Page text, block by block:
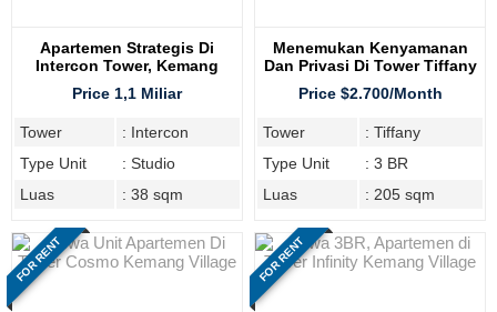
Apartemen Strategis Di
Intercon Tower, Kemang
Price 1,1 Miliar
Tower
: Intercon
Type Unit
: Studio
Luas
: 38 sqm
Menemukan Kenyamanan
Dan Privasi Di Tower Tiffany
Kemang Village Residence
Price $2.700/Month
Tower
: Tiffany
Type Unit
: 3 BR
Luas
: 205 sqm
FOR RENT FOR RENT